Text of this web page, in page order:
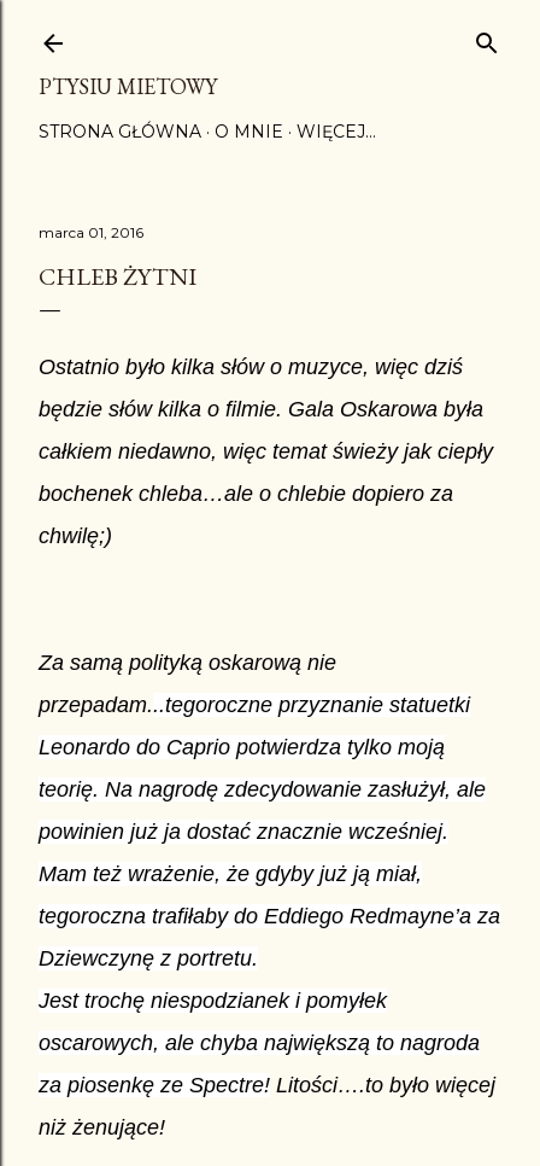
PTYSIU MIETOWY
STRONA GŁÓWNA O MNIE WIĘCEJ…
marca 01, 2016
CHLEB ŻYTNI
Ostatnio było kilka słów o muzyce, więc dziś
będzie słów kilka o filmie. Gala Oskarowa była
całkiem niedawno, więc temat świeży jak ciepły
bochenek chleba…ale o chlebie dopiero za
chwilę;)
Za samą polityką oskarową nie
przepadam...tegoroczne przyznanie statuetki
Leonardo do Caprio potwierdza tylko moją
teorię. Na nagrodę zdecydowanie zasłużył, ale
powinien już ja dostać znacznie wcześniej.
Mam też wrażenie, że gdyby już ją miał,
tegoroczna trafiłaby do Eddiego Redmayne’a za
Dziewczynę z portretu.
Jest trochę niespodzianek i pomyłek
oscarowych, ale chyba największą to nagroda
za piosenkę ze Spectre! Litości….to było więcej
niż żenujące!